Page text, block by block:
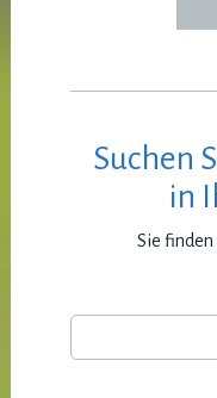
Suchen
in
Sie finden